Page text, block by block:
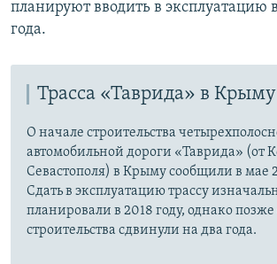
планируют вводить в эксплуатацию
года.
Трасса «Таврида» в Крыму
О начале строительства
автомобильной дороги «Таврида» (от
Севастополя) в Крыму сообщили в мае
Сдать в эксплуатацию трассу
планировали в 2018 году, однако
строительства сдвинули на два года.